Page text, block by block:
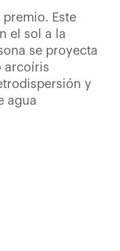
premio. Este
el sol a la
se proyecta
arcoíris
y
agua